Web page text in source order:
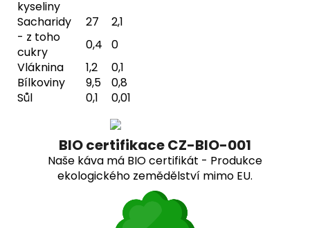
kyseliny
Sacharidy 27
2,1
- z toho
cukry
0,4
0
Vláknina
1,2
0,1
Bílkoviny
9,5
0,8
Sůl
0,1 0,01
BIO certifikace CZ-BIO-001
Naše káva má BIO certifikát - Produkce
ekologického zemědělství mimo EU.